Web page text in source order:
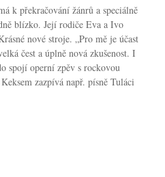
k překračování žánrů a speciálně
blízko. Její rodiče Eva a Ivo
nové stroje. „Pro mě je účast
čest a úplně nová zkušenost. I
spojí operní zpěv s rockovou
zazpívá např. písně Tuláci